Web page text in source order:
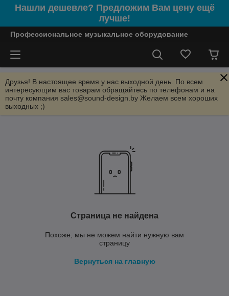
Нашли дешевле? Предложим Вам цену ещё
лучше!
Профессиональное музыкальное оборудование
Друзья! В настоящее время у нас выходной день. По всем
интересующим вас товарам обращайтесь по телефонам и на
почту компания sales@sound-design.by Желаем всем хороших
выходных ;)
Страница не найдена
Похоже, мы не можем найти нужную вам
страницу
Вернуться на главную